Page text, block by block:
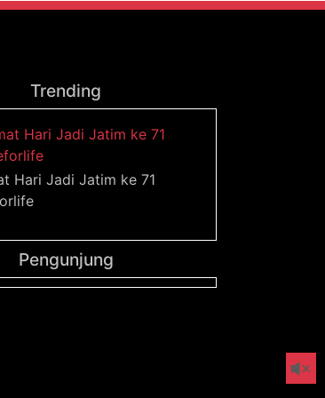
Trending
Hari Jadi Jatim ke 71
Hari Jadi Jatim ke 71
Pengunjung